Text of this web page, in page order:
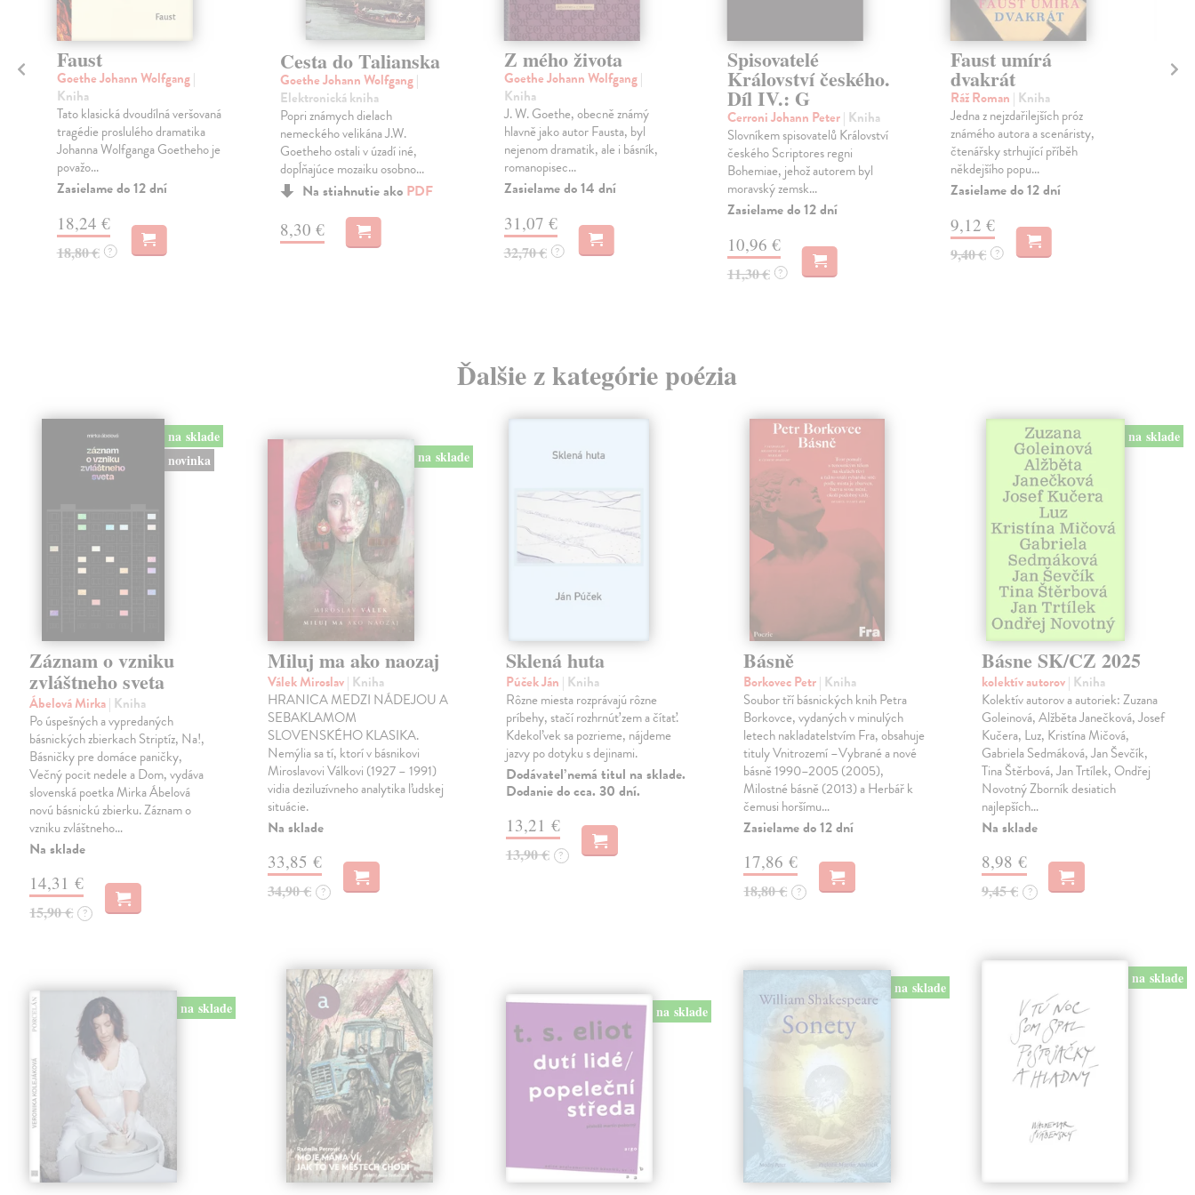
Faust
Goethe Johann Wolfgang|
Kniha
Tato klasická dvoudílná veršovaná
tragédie proslulého dramatika
Johanna Wolfganga Goetheho je
považo...
Zasielame do 12 dní
18,24 €
18,80 € ?
Cesta do Talianska
Goethe Johann Wolfgang|
Elektronická kniha
Popri známych dielach
nemeckého velikána J.W.
Goetheho ostali v úzadí iné,
dopĺňajúce mozaiku osobno...
Na stiahnutie ako PDF
8,30 €
Z mého života
Goethe Johann Wolfgang|
Kniha
J. W. Goethe, obecně známý
hlavně jako autor Fausta, byl
nejenom dramatik, ale i básník,
romanopisec...
Zasielame do 14 dní
31,07 €
32,70 € ?
Spisovatelé
Království českého.
Díl IV.: G
Cerroni Johann Peter| Kniha
Slovníkem spisovatelů Království
českého Scriptores regni
Bohemiae, jehož autorem byl
moravský zemsk...
Zasielame do 12 dní
10,96 €
11,30 € ?
Faust umírá
dvakrát
Ráž Roman | Kniha
Jedna z nejzdařilejších próz
známého autora a scenáristy,
čtenářsky strhující příběh
někdejšího popu...
Zasielame do 12 dní
9,12 €
9,40 € ?
Ďalšie z kategórie poézia
na sklade
novinka
Záznam o vzniku
zvláštneho sveta
Ábelová Mirka| Kniha
Po úspešných a vypredaných
básnických zbierkach Striptíz, Na!,
Básničky pre domáce paničky,
Večný pocit nedele a Dom, vydáva
slovenská poetka Mirka Ábelová
novú básnickú zbierku. Záznam o
vzniku zvláštneho…
Na sklade
14,31 €
15,90 € ?
na sklade
Miluj ma ako naozaj
Válek Miroslav| Kniha
HRANICA MEDZI NÁDEJOU A
SEBAKLAMOM
SLOVENSKÉHO KLASIKA.
Nemýlia sa tí, ktorí v básnikovi
Miroslavovi Válkovi (1927 – 1991)
vidia deziluzívneho analytika ľudskej
situácie.
Na sklade
33,85 €
34,90 € ?
Sklená huta
Púček Ján | Kniha
Rôzne miesta rozprávajú rôzne
príbehy, stačí rozhrnúť zem a čítať.
Kdekoľvek sa pozrieme, nájdeme
jazvy po dotyku s dejinami.
Dodávateľ nemá titul na sklade.
Dodanie do cca. 30 dní.
13,21 €
13,90 € ?
Básně
Borkovec Petr| Kniha
Soubor tří básnických knih Petra
Borkovce, vydaných v minulých
letech nakladatelstvím Fra, obsahuje
tituly Vnitrozemí –Vybrané a nové
básně 1990–2005 (2005),
Milostné básně (2013) a Herbář k
čemusi horšímu…
Zasielame do 12 dní
17,86 €
18,80 € ?
na sklade
Básne SK/CZ 2025
kolektív autorov| Kniha
Kolektív autorov a autoriek: Zuzana
Goleinová, Alžběta Janečková, Josef
Kučera, Luz, Kristína Mičová,
Gabriela Sedmáková, Jan Ševčík,
Tina Štěrbová, Jan Trtílek, Ondřej
Novotný Zborník desiatich
najlepších…
Na sklade
8,98 €
9,45 € ?
na sklade na sklade
na sklade
na sklade